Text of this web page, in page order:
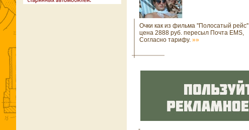
Очки как из фильма ''Полосатый рейс''
цена 2888 руб. пересыл Почта EMS,
Согласно тарифу. »»